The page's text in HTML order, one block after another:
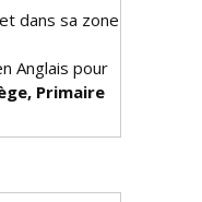
dans sa zone
Anglais pour
Primaire